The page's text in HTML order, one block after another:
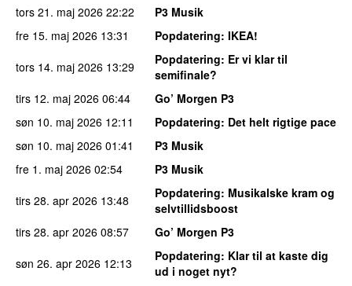
tors 21. maj 2026 22:22
P3 Musik
fre 15. maj 2026 13:31 Popdatering: IKEA!
tors 14. maj 2026 13:29 Popdatering: Er vi klar til
semifinale?
tirs 12. maj 2026 06:44
Go’ Morgen P3
søn 10. maj 2026 12:11 Popdatering: Det helt rigtige pace
søn 10. maj 2026 01:41
P3 Musik
fre 1. maj 2026 02:54
P3 Musik
tirs 28. apr 2026 13:48 Popdatering: Musikalske kram og
selvtillidsboost
tirs 28. apr 2026 08:57
Go’ Morgen P3
søn 26. apr 2026 12:13 Popdatering: Klar til at kaste dig
ud i noget nyt?